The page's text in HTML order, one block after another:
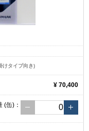
けタイプ向き)
¥ 70,400
(缶) ：